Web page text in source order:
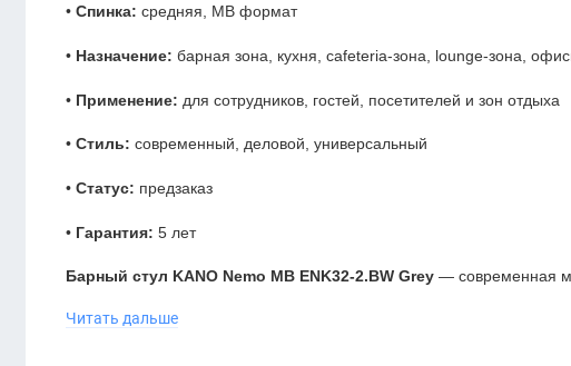
•Спинка: средняя, MB формат
• Назначение: барная зона, кухня, cafeteria-зона, lounge-зона,
• Применение: для сотрудников, гостей, посетителей и зон отдыха
•Стиль: современный, деловой, универсальный
•Статус: предзаказ
• Гарантия: 5 лет
Барный стул KANO Nemo MB ENK32-2.BW Grey— современная
мебелью в белых, чёрных, древесных и светлых оттенках.
Читать дальше